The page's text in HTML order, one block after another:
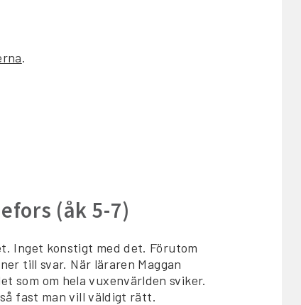
.
(åk 5-7)
Inget konstigt med det. Förutom
till svar. När läraren Maggan
som om hela vuxenvärlden sviker.
fast man vill väldigt rätt.